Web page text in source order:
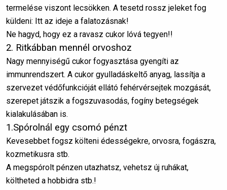
termelése viszont lecsökken. A tesetd rossz jeleket fog
küldeni: Itt az ideje a falatozásnak!
Ne hagyd, hogy ez a ravasz cukor lóvá tegyen!!
2. Ritkábban mennél orvoshoz
Nagy mennyiségű cukor fogyasztása gyengíti az
immunrendszert. A cukor gyulladáskeltő anyag, lassítja a
szervezet védőfunkcióját ellátó fehérvérsejtek mozgását,
szerepet játszik a fogszuvasodás, fogíny betegségek
kialakulásában is.
1.Spórolnál egy csomó pénzt
Kevesebbet fogsz költeni édességekre, orvosra, fogászra,
kozmetikusra stb.
A megspórolt pénzen utazhatsz, vehetsz új ruhákat,
költheted a hobbidra stb.!